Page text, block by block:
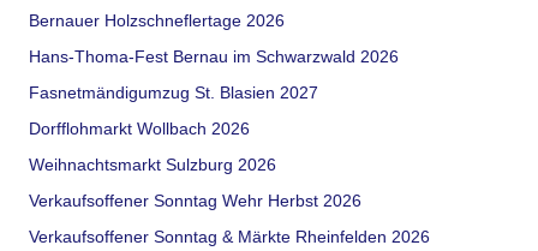
Bernauer Holzschneflertage 2026
Hans-Thoma-Fest Bernau im Schwarzwald 2026
Fasnetmändigumzug St. Blasien 2027
Dorfflohmarkt Wollbach 2026
Weihnachtsmarkt Sulzburg 2026
Verkaufsoffener Sonntag Wehr Herbst 2026
Verkaufsoffener Sonntag & Märkte Rheinfelden 2026